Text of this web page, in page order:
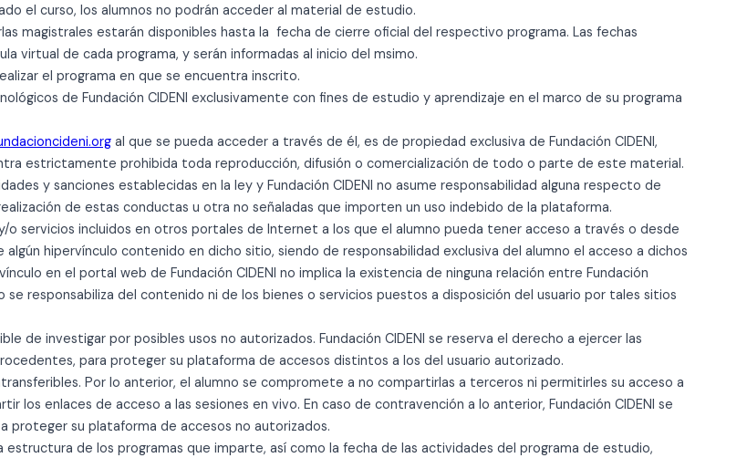
el curso, los alumnos no podrán acceder al material de estudio.
magistrales estarán disponibles hasta la fecha de cierre oficial del respectivo programa. Las fechas
virtual de cada programa, y serán informadas al inicio del msimo.
el programa en que se encuentra inscrito.
de Fundación CIDENI exclusivamente con fines de estudio y aprendizaje en el marco de su programa
al que se pueda acceder a través de él, es de propiedad exclusiva de Fundación CIDENI,
estrictamente prohibida toda reproducción, difusión o comercialización de todo o parte de este material.
y sanciones establecidas en la ley y Fundación CIDENI no asume responsabilidad alguna respecto de
de estas conductas u otra no señaladas que importen un uso indebido de la plataforma.
o servicios incluidos en otros portales de Internet a los que el alumno pueda tener acceso a través o desde
algún hipervínculo contenido en dicho sitio, siendo de responsabilidad exclusiva del alumno el acceso a dichos
en el portal web de Fundación CIDENI no implica la existencia de ninguna relación entre Fundación
responsabiliza del contenido ni de los bienes o servicios puestos a disposición del usuario por tales sitios
de investigar por posibles usos no autorizados. Fundación CIDENI se reserva el derecho a ejercer las
para proteger su plataforma de accesos distintos a los del usuario autorizado.
Por lo anterior, el alumno se compromete a no compartirlas a terceros ni permitirles su acceso a
los enlaces de acceso a las sesiones en vivo. En caso de contravención a lo anterior, Fundación CIDENI se
proteger su plataforma de accesos no autorizados.
estructura de los programas que imparte, así como la fecha de las actividades del programa de estudio,